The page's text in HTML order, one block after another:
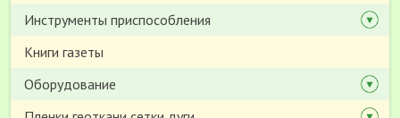
Инструменты приспособления
Книги газеты
Оборудование